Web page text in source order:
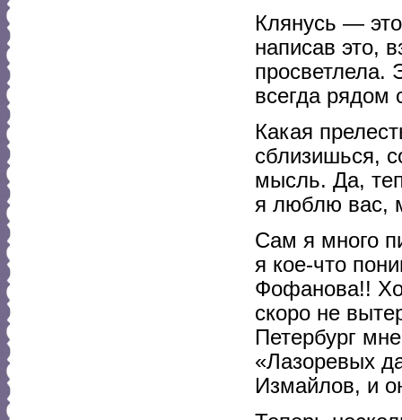
Клянусь —
написав это,
просветлела.
всегда рядом
Какая
сблизишься,
мысль. Да,
я люблю вас,
Сам я много
я кое-что
Фофанова!!
скоро не
Петербург
«Лазоревых
Измайлов, и